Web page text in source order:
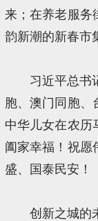
来；在养老服务
韵新潮的新春市
习近平总书
胞、澳门同胞、
中华儿女在农历
阖家幸福！祝愿
盛、国泰民安！
创新之城的